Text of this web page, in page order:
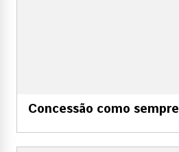
Concessão como sempre